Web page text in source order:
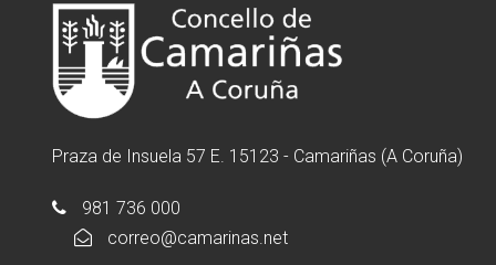
Praza de Insuela 57 E. 15123 - Camariñas (A Coruña)
981 736 000
correo@camarinas.net